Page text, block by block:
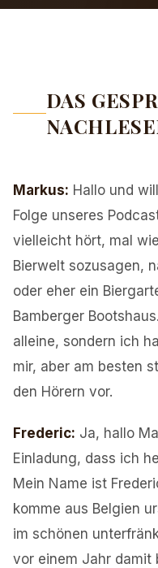
DAS
Markus: Hallo und
Folge unseres
vielleicht hört, mal
Bierwelt sozusagen,
oder eher ein
Bamberger
alleine, sondern ich
mir, aber am besten
den Hörern vor.
Frederic: Ja, hallo
Einladung, dass ich
Mein Name ist
komme aus Belgien
im schönen
vor einem Jahr damit